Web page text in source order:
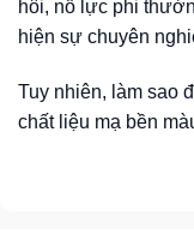
hôi, nỗ lực phi
hiện sự chuyên
Tuy nhiên, làm sao
chất liệu mạ bền